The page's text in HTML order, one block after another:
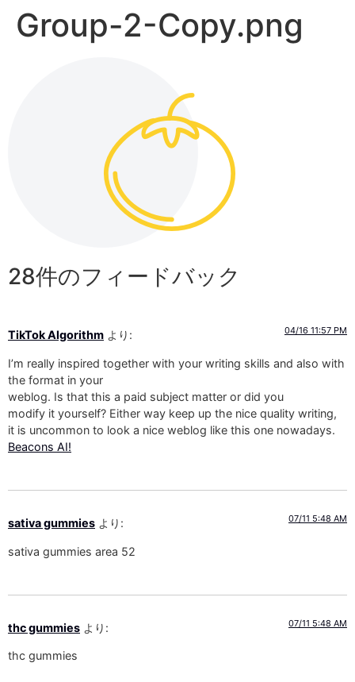
Group-2-Copy.png
28件のフィードバック
TikTok Algorithm より: 04/16 11:57 PM
I’m really inspired together with your writing skills and also with
the format in your
weblog. Is that this a paid subject matter or did you
modify it yourself? Either way keep up the nice quality writing,
it is uncommon to look a nice weblog like this one nowadays.
Beacons AI!
sativa gummies より: 07/11 5:48 AM
sativa gummies area 52
thc gummies より: 07/11 5:48 AM
thc gummies